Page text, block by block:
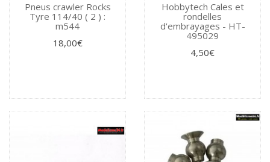
Pneus crawler Rocks
Tyre 114/40 ( 2 ) :
m544
18,00€
Hobbytech Cales et
rondelles
d'embrayages - HT-
495029
4,50€